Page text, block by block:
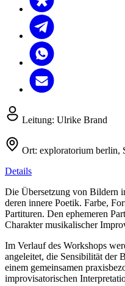
Leitung: Ulrike Brand
Ort: exploratorium berlin,
Details
Die Übersetzung von Bildern
deren innere Poetik. Farbe,
Partituren. Den ephemeren
Charakter musikalischer
Im Verlauf des Workshops
angeleitet, die Sensibilität der
einem gemeinsamen
improvisatorischen